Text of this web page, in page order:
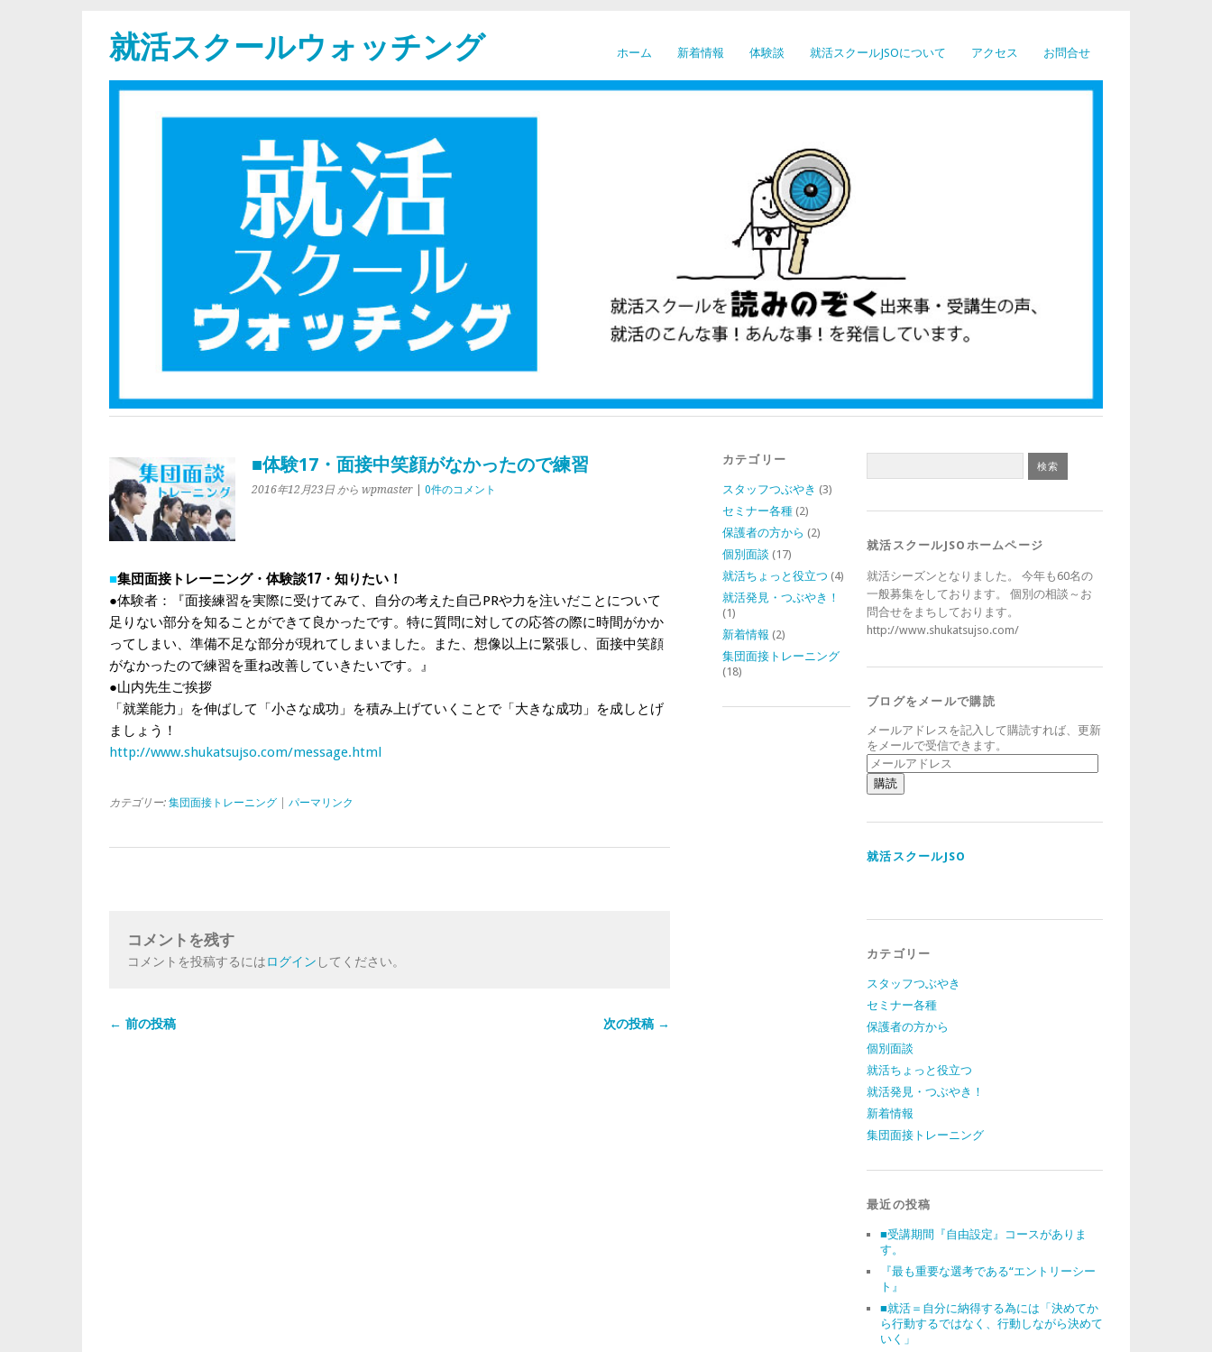
ホーム 新着情報 体験談 就活スクールJSOについて アクセス お問合せ
就活スクールウォッチング
■体験17・面接中笑顔がなかったので練習
2016年12月23日 から wpmaster| 0件のコメント
■集団面接トレーニング・体験談17・知りたい！
●体験者：『面接練習を実際に受けてみて、自分の考えた自己PRや力を注いだことについて
足りない部分を知ることができて良かったです。特に質問に対しての応答の際に時間がかか
ってしまい、準備不足な部分が現れてしまいました。また、想像以上に緊張し、面接中笑顔
がなかったので練習を重ね改善していきたいです。』
●山内先生ご挨拶
「就業能力」を伸ばして「小さな成功」を積み上げていくことで「大きな成功」を成しとげ
ましょう！
http://www.shukatsujso.com/message.html
カテゴリー: 集団面接トレーニング パーマリンク
コメントを残す
コメントを投稿するにはログイン してください。
← 前の投稿 次の投稿 →
カテゴリー
スタッフつぶやき (3)
セミナー各種(2)
保護者の方から (2)
個別面談 (17)
就活ちょっと役立つ (4)
就活発見・つぶやき！
(1)
新着情報 (2)
集団面接トレーニング
(18)
就活スクールJSOホームページ
就活シーズンとなりました。 今年も60名の
一般募集をしております。 個別の相談～お
問合せをまちしております。
http://www.shukatsujso.com/
ブログをメールで購読
メールアドレスを記入して購読すれば、更新
をメールで受信できます。
メ
ー
ル
ド
ス
就活スクールJSO
カテゴリー
スタッフつぶやき
セミナー各種
保護者の方から
個別面談
就活ちょっと役立つ
就活発見・つぶやき！
新着情報
集団面接トレーニング
最近の投稿
■受講期間『自由設定』コースがありま
す。
『最も重要な選考である“エントリーシー
ト』
■就活＝自分に納得する為には「決めてか
ら行動するではなく、行動しながら決めて
いく」